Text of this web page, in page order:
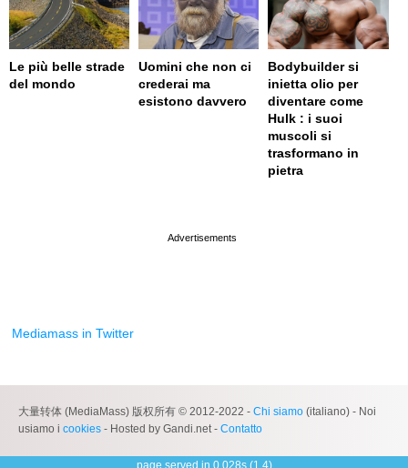
Le più belle strade
del mondo
Uomini che non ci
crederai ma
esistono davvero
Bodybuilder si
inietta olio per
diventare come
Hulk : i suoi
muscoli si
trasformano in
pietra
Mediamass in Twitter
大量转体 (MediaMass) 版权所有 © 2012-2022 - Chi siamo (italiano) - Noi
usiamo i cookies - Hosted by Gandi.net - Contatto
page served in 0.028s (1,4)